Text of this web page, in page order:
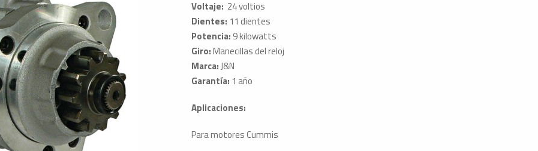
Voltaje: 24 voltios
Dientes: 11 dientes
Potencia: 9 kilowatts
Giro:Manecillas del reloj
Marca:J&N
Garantía: 1 año
Aplicaciones:
Para motores Cummis